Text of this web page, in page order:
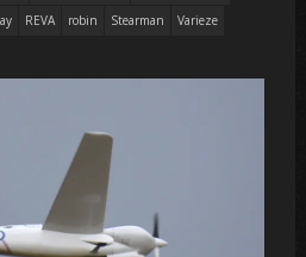
REVA robin Stearman Varieze